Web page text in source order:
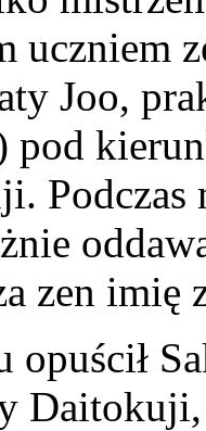
uczniem
Joo,
pod
zen imię
opuścił